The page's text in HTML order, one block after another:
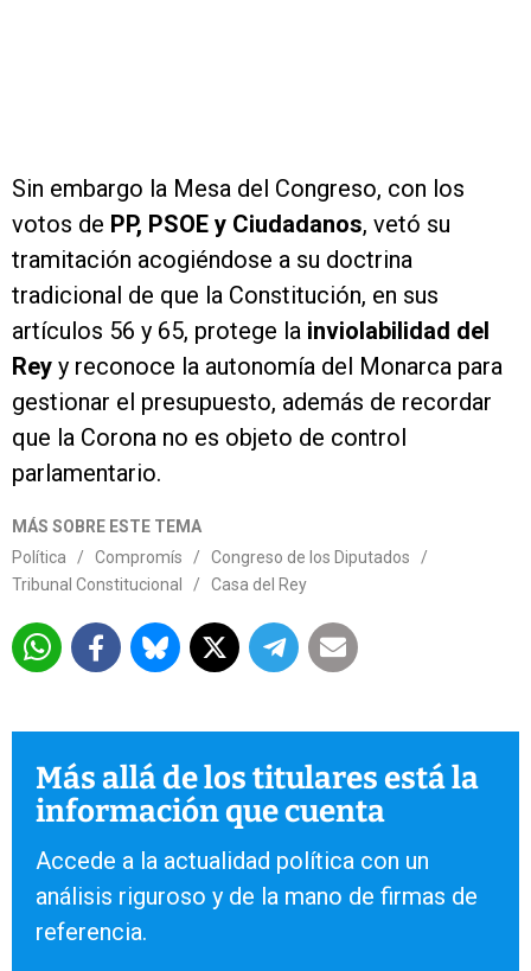
Sin embargo la Mesa del Congreso, con los
votos de PP, PSOE y Ciudadanos, vetó su
tramitación acogiéndose a su doctrina
tradicional de que la Constitución, en sus
artículos 56 y 65, protege la inviolabilidad del
Rey y reconoce la autonomía del Monarca para
gestionar el presupuesto, además de recordar
que la Corona no es objeto de control
parlamentario.
MÁS SOBRE ESTE TEMA
Política
/ Compromís / Congreso de los Diputados
/
Tribunal Constitucional
/ Casa del Rey
Más allá de los titulares está la
información que cuenta
Accede a la actualidad política con un
análisis riguroso y de la mano de firmas de
referencia.